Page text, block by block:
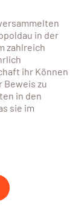
in der
zahlreich
ihr Können
zu
in den
sie im